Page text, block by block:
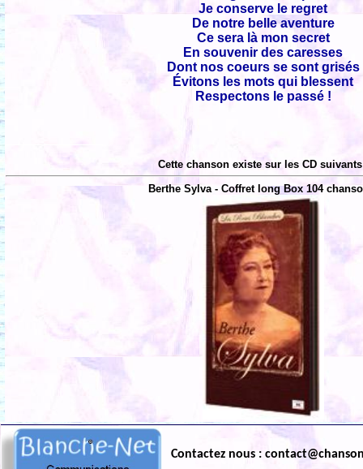
Je conserve le regret
De notre belle aventure
Ce sera là mon secret
En souvenir des caresses
Dont nos coeurs se sont grisés
Évitons les mots qui blessent
Respectons le passé !
Cette chanson existe sur les CD
Berthe Sylva - Coffret long Box 104
Contactez nous :